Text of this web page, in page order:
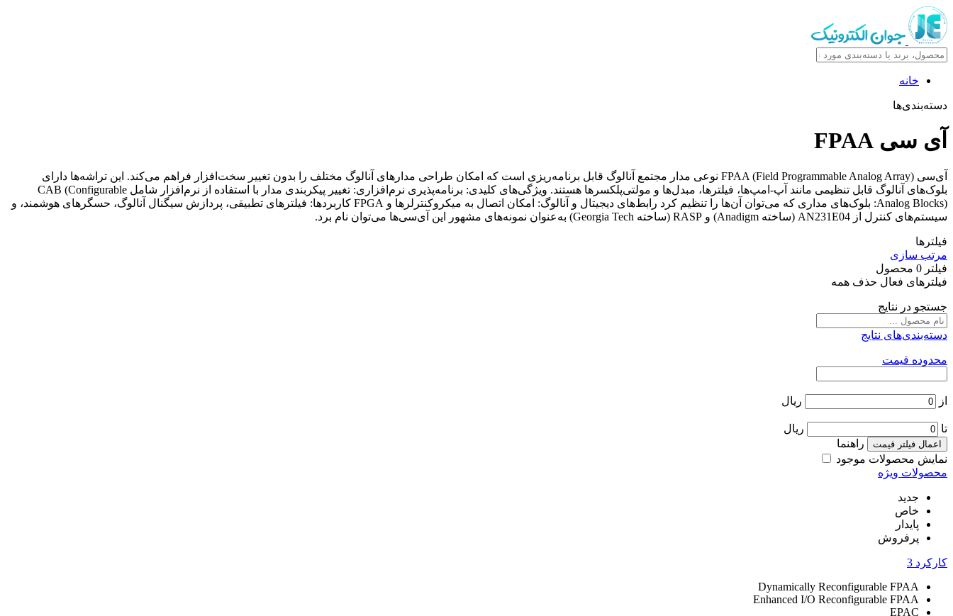
خانه
دسته‌بندی‌ها
آی سی FPAA
آی‌سی FPAA (Field Programmable Analog Array) نوعی مدار مجتمع آنالوگ قابل برنامه‌ریزی است که امکان طراحی مدارهای آنالوگ مختلف را بدون تغییر سخت‌افزار فراهم می‌کند. این تراشه‌ها دارای
بلوک‌های آنالوگ قابل تنظیمی مانند آپ-امپ‌ها، فیلترها، مبدل‌ها و مولتی‌پلکسرها هستند. ویژگی‌های کلیدی: برنامه‌پذیری نرم‌افزاری: تغییر پیکربندی مدار با استفاده از نرم‌افزار شامل CAB (Configurable
Analog Blocks): بلوک‌های مداری که می‌توان آن‌ها را تنظیم کرد رابط‌های دیجیتال و آنالوگ: امکان اتصال به میکروکنترلرها و FPGA کاربردها: فیلترهای تطبیقی، پردازش سیگنال آنالوگ، حسگرهای هوشمند، و
سیستم‌های کنترل از AN231E04 (ساخته Anadigm) و RASP (ساخته Georgia Tech) به‌عنوان نمونه‌های مشهور این آی‌سی‌ها می‌توان نام برد.
فیلترها
مرتب سازی
فیلتر 0 محصول
فیلترهای فعال حذف همه
جستجو در نتایج
دسته‌بندی‌های نتایج
محدوده قیمت
از ریال
تا ریال
اعمال فیلتر قیمت
راهنما
نمایش محصولات موجود
محصولات ویژه
جدید
خاص
پایدار
پرفروش
کارکرد 3
Dynamically Reconfigurable FPAA
Enhanced I/O Reconfigurable FPAA
EPAC